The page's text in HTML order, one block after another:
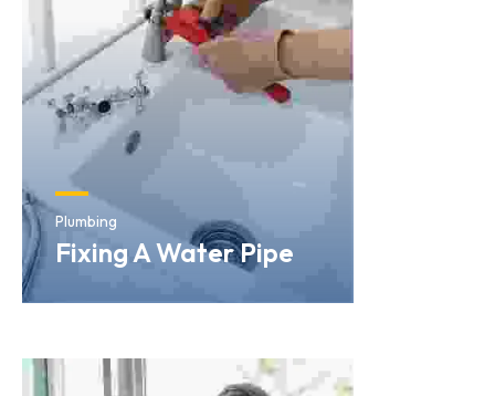
Plumbing
Fixing A Water Pipe